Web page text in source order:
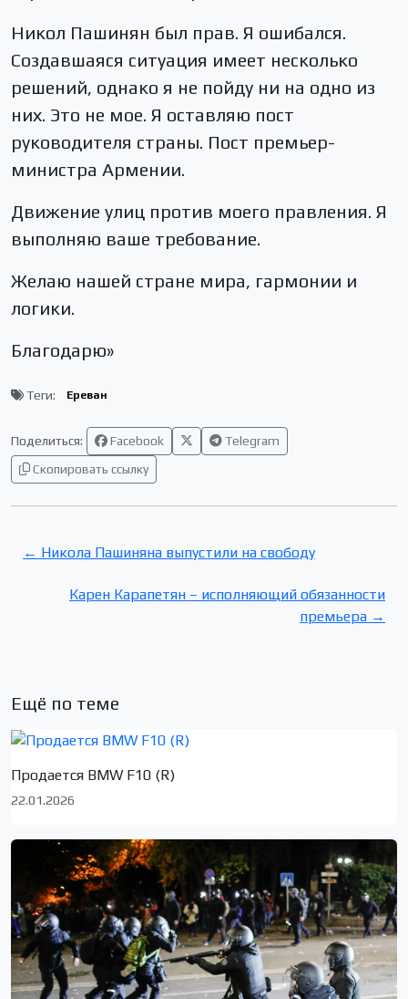
Никол Пашинян был прав. Я ошибался.
Создавшаяся ситуация имеет несколько
решений, однако я не пойду ни на одно из
них. Это не мое. Я оставляю пост
руководителя страны. Пост премьер-
министра Армении.
Движение улиц против моего правления. Я
выполняю ваше требование.
Желаю нашей стране мира, гармонии и
логики.
Благодарю»
Теги: Ереван
Поделиться: Facebook
Telegram
Скопировать ссылку
← Никола Пашиняна выпустили на свободу
Карен Карапетян – исполняющий обязанности
премьера →
Ещё по теме
Продается BMW F10 (R)
22.01.2026